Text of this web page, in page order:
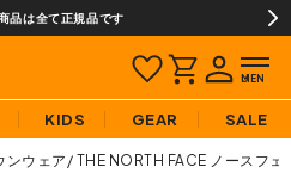
品は全て正規品です
KIDS GEAR SALE
ンウェア THE NORTH FACE ノースフ